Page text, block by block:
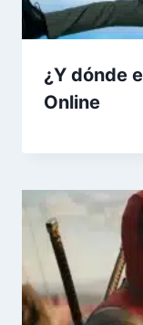
¿Y dónde
Online